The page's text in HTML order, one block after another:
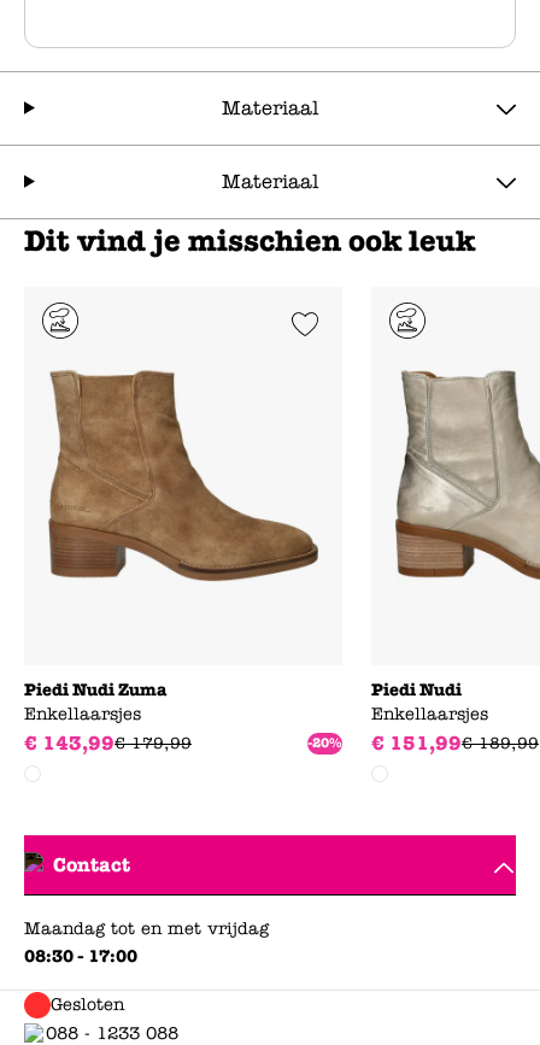
Materiaal
Materiaal
Dit vind je misschien ook leuk
Add to Wishlist
Piedi Nudi Zuma
Enkellaarsjes
€ 143,99€ 179,99 -20%
Piedi Nudi
Enkellaarsjes
€ 151,99€ 189,99
Contact
Maandag tot en met vrijdag
08:30 - 17:00
Gesloten
088 - 1233 088